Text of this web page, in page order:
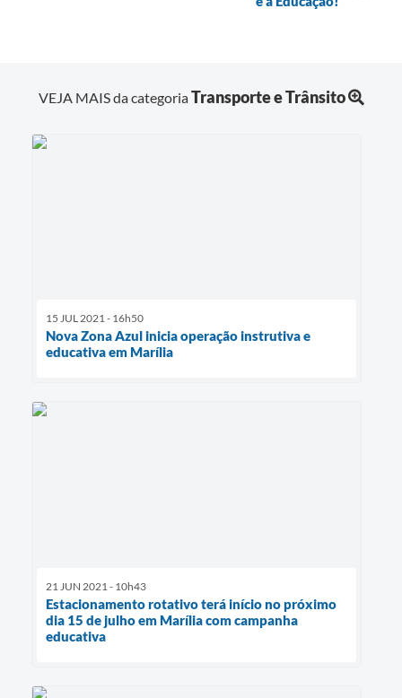
VEJA MAIS da categoriaTransporte e Trânsito
15 JUL 2021 - 16h50
Nova Zona Azul inicia operação instrutiva e
educativa em Marília
21 JUN 2021 - 10h43
Estacionamento rotativo terá início no próximo
dia 15 de julho em Marília com campanha
educativa